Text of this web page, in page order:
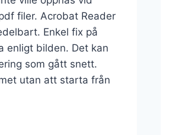
filer. Acrobat Reader
Enkel fix på
enligt bilden. Det kan
som gått snett.
utan att starta från